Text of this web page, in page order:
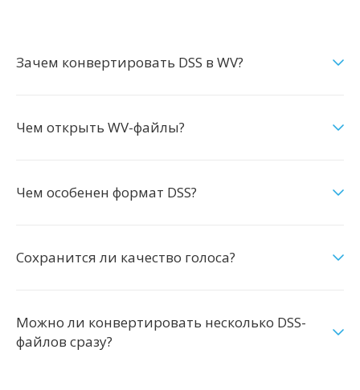
Зачем конвертировать DSS в WV?
Чем открыть WV-файлы?
Чем особенен формат DSS?
Сохранится ли качество голоса?
Можно ли конвертировать несколько DSS-
файлов сразу?